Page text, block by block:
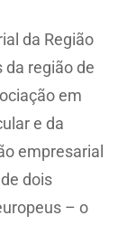
da Região
da região de
em
e da
empresarial
dois
– o